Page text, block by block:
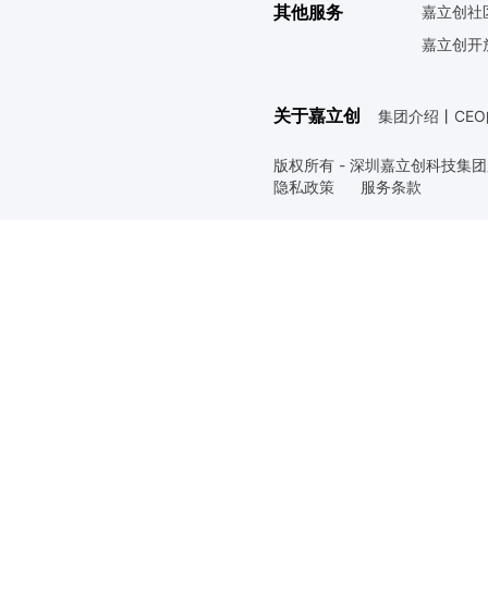
其他服务
嘉立创社
嘉立创开
关于嘉立创 集团介绍 丨
版权所有 - 深圳嘉立创科技集
隐私政策
服务条款